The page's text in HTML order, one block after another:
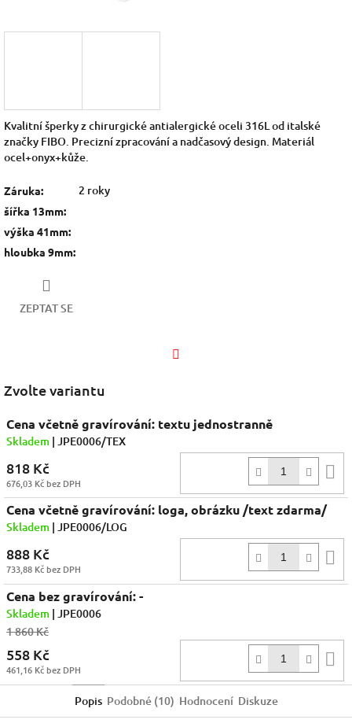
Kvalitní šperky z chirurgické antialergické oceli 316L od italské
značky FIBO. Precizní zpracování a nadčasový design. Materiál
ocel+onyx+kůže.
Záruka: 2 roky
šířka 13mm:
výška 41mm:
hloubka 9mm:
ZEPTAT SE
Zvolte variantu
Cena včetně gravírování: textu jednostranně
Skladem | JPE0006/TEX
818 Kč
676,03 Kč bez DPH
Cena včetně gravírování: loga, obrázku /text zdarma/
Skladem | JPE0006/LOG
888 Kč
733,88 Kč bez DPH
Cena bez gravírování: -
Skladem | JPE0006
1 860 Kč
558 Kč
461,16 Kč bez DPH
Popis Podobné (10) Hodnocení Diskuze